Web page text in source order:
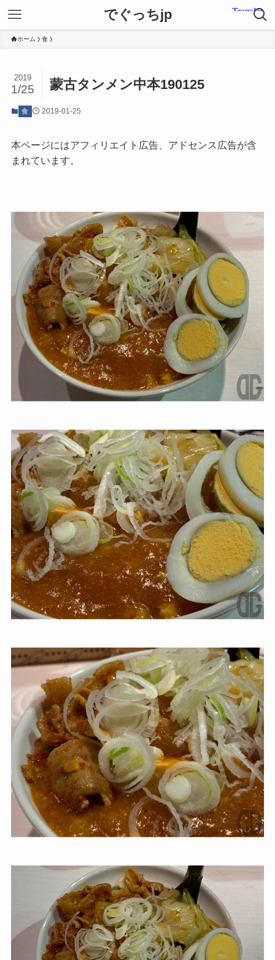
でぐっちjp
ホーム 食
蒙古タンメン中本190125
2019
1/25
食 2019-01-25
本ページにはアフィリエイト広告、アドセンス広告が含
まれています。